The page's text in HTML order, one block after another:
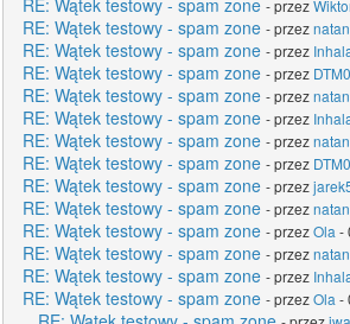
- przez
RE: Wątek testowy - spam zone - przeznatan
RE: Wątek testowy - spam zone - przez
RE: Wątek testowy - spam zone - przez
RE: Wątek testowy - spam zone - przeznatan
RE: Wątek testowy - spam zone - przez
RE: Wątek testowy - spam zone - przeznatan
RE: Wątek testowy - spam zone - przez
RE: Wątek testowy - spam zone - przez
RE: Wątek testowy - spam zone - przeznatan
RE: Wątek testowy - spam zone - przezOla -
RE: Wątek testowy - spam zone - przeznatan
RE: Wątek testowy - spam zone - przez
RE: Wątek testowy - spam zone - przezOla -